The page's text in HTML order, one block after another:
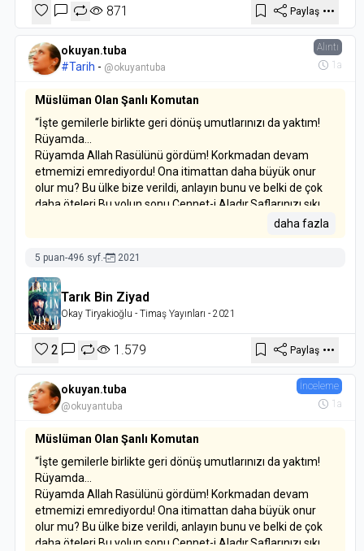
871 Paylaş
okuyan.tuba
#Tarih - @okuyantuba
Alıntı
1a
Müslüman Olan Şanlı Komutan
“İşte gemilerle birlikte geri dönüş umutlarınızı da yaktım!
Rüyamda...
Rüyamda Allah Rasülünü gördüm! Korkmadan devam
etmemizi emrediyordu! Ona itimattan daha büyük onur
olur mu? Bu ülke bize verildi, anlayın bunu ve belki de çok
daha öteleri.Bu yolun sonu Cennet-i Aladır.Saflarınızı sıkı
daha fazla
5 puan-496 syf.- 2021
Tarık Bin Ziyad
Okay Tiryakioğlu - Timaş Yayınları - 2021
2 1.579 Paylaş
okuyan.tuba
@okuyantuba
İnceleme
1a
Müslüman Olan Şanlı Komutan
“İşte gemilerle birlikte geri dönüş umutlarınızı da yaktım!
Rüyamda...
Rüyamda Allah Rasülünü gördüm! Korkmadan devam
etmemizi emrediyordu! Ona itimattan daha büyük onur
olur mu? Bu ülke bize verildi, anlayın bunu ve belki de çok
daha öteleri.Bu yolun sonu Cennet-i Aladır.Saflarınızı sıkı